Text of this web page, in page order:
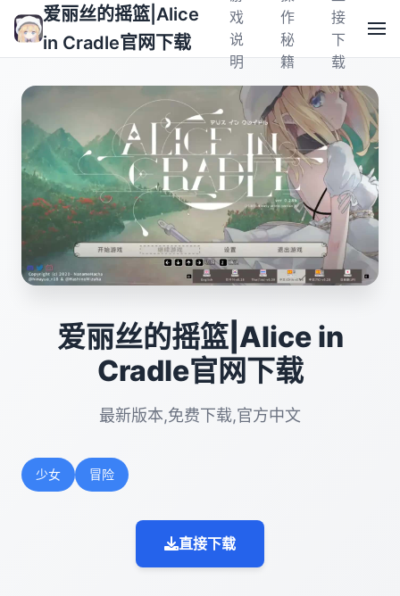
爱丽丝的摇篮|Alice
in Cradle官网下载
戏
说
明
作
秘
籍
接
下
载
爱丽丝的摇篮|Alice in
Cradle官网下载
最新版本,免费下载,官方中文
少女 冒险
直接下载